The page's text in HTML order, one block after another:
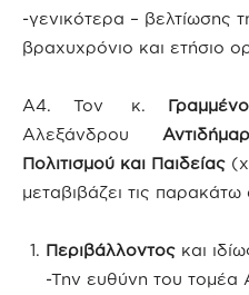
-γενικότερα – βελτίωσης
βραχυχρόνιο και ετήσιο
Α4. Τον κ.
Αλεξάνδρου
Πολιτισμού και Παιδείας
μεταβιβάζει τις παρακάτω
Περιβάλλοντος και
-Την ευθύνη του τομέα